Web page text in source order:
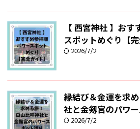
【 西宮神社 】お
スポットめぐり【完
2026/7/2
縁結び＆金運を求
社と金剱宮のパワ
2026/7/2